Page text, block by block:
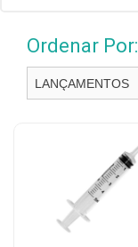
Ordenar Por: